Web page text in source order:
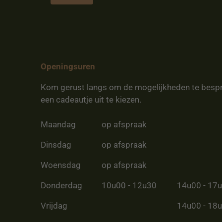
Openingsuren
Kom gerust langs om de mogelijkheden te
een cadeautje uit te kiezen.
Maandag op afspraak
Dinsdag op afspraak
Woensdag op afspraak
Donderdag 10u00 - 12u30 14u00 -
Vrijdag 14u00 -